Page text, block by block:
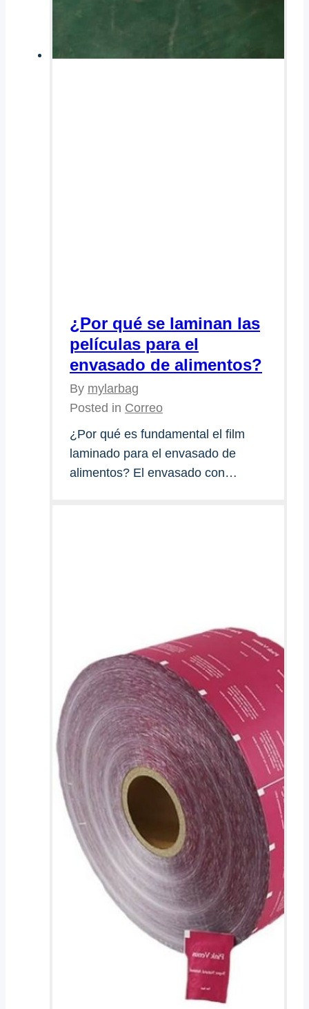
¿Por qué se laminan las
películas para el
envasado de alimentos?
By mylarbag
Posted in Correo
¿Por qué es fundamental el film
laminado para el envasado de
alimentos? El envasado con…